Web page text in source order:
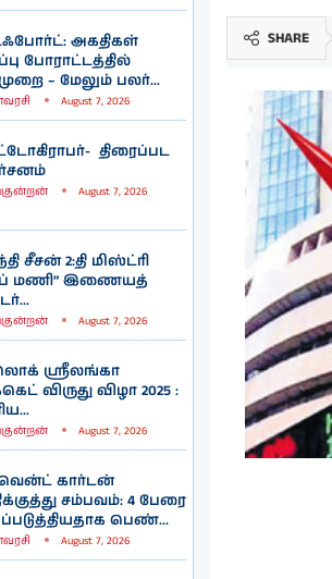
அகதிகள்
போராட்டத்தில்
– மேலும் பலர்...
August 7, 2026
திரைப்பட
August 7, 2026
சீசன் 2:தி மிஸ்ட்ரி
மணி” இணையத்
August 7, 2026
ஸ்ரீலங்கா
விருது விழா 2025 :
August 7, 2026
கார்டன்
சம்பவம்: 4 பேரை
பெண்...
August 7, 2026
SHARE